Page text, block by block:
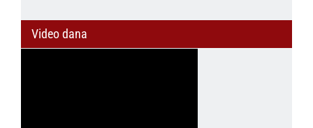
Video dana